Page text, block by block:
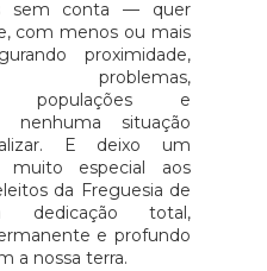
sem conta — quer
com menos ou mais
proximidade,
problemas,
populações e
nenhuma situação
E deixo um
muito especial aos
da Freguesia de
dedicação total,
e profundo
a nossa terra.